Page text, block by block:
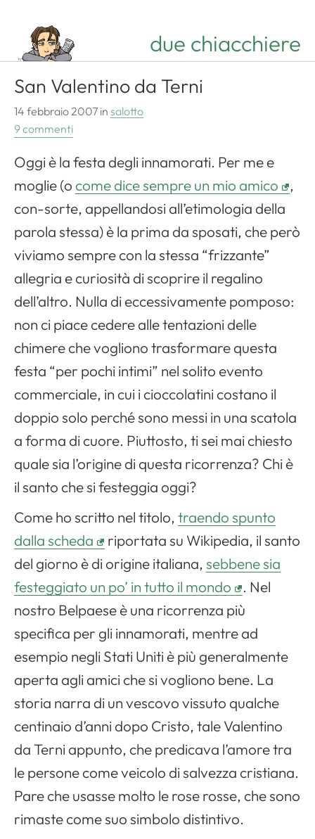
due chiacchiere
San Valentino da Terni
14 febbraio 2007 in salotto
9 commenti
Oggi è la festa degli innamorati. Per me e
moglie (ocome dice sempre un mio amico
,
con-sorte, appellandosi all’etimologia della
parola stessa) è la prima da sposati, che però
viviamo sempre con la stessa “frizzante”
allegria e curiosità di scoprire il regalino
dell’altro. Nulla di eccessivamente pomposo:
non ci piace cedere alle tentazioni delle
chimere che vogliono trasformare questa
festa “per pochi intimi” nel solito evento
commerciale, in cui i cioccolatini costano il
doppio solo perché sono messi in una scatola
a forma di cuore. Piuttosto, ti sei mai chiesto
quale sia l’origine di questa ricorrenza? Chi è
il santo che si festeggia oggi?
Come ho scritto nel titolo, traendo spunto
dalla scheda
riportata su Wikipedia, il santo
del giorno è di origine italiana, sebbene sia
festeggiato un po’ in tutto il mondo
. Nel
nostro Belpaese è una ricorrenza più
specifica per gli innamorati, mentre ad
esempio negli Stati Uniti è più generalmente
aperta agli amici che si vogliono bene. La
storia narra di un vescovo vissuto qualche
centinaio d’anni dopo Cristo, tale Valentino
da Terni appunto, che predicava l’amore tra
le persone come veicolo di salvezza cristiana.
Pare che usasse molto le rose rosse, che sono
rimaste come suo simbolo distintivo.